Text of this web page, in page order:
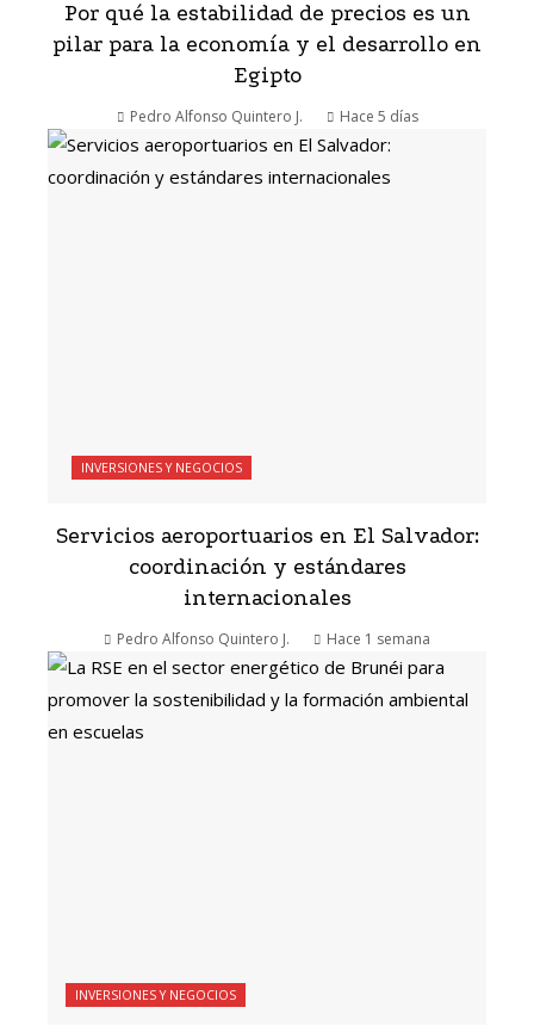
Por qué la estabilidad de precios es un
pilar para la economía y el desarrollo en
Egipto
Pedro Alfonso Quintero J. Hace 5 días
INVERSIONES Y NEGOCIOS
Servicios aeroportuarios en El Salvador:
coordinación y estándares
internacionales
Pedro Alfonso Quintero J. Hace 1 semana
INVERSIONES Y NEGOCIOS